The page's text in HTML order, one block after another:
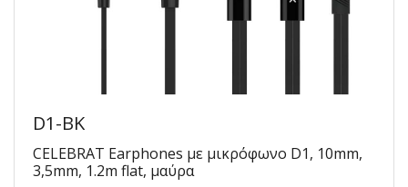
D1-BK
CELEBRAT Earphones με μικρόφωνο D1, 10mm,
3,5mm, 1.2m flat, μαύρα